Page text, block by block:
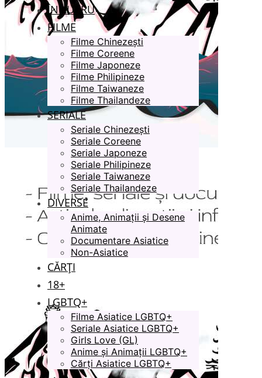
ÎN LUCRU
FILME
Filme Chinezești
Filme Coreene
Filme Japoneze
Filme Philipineze
Filme Taiwaneze
Filme Thailandeze
SERIALE
Seriale Chinezești
Seriale Coreene
Seriale Japoneze
Seriale Philipineze
Seriale Taiwaneze
Seriale Thailandeze
DIVERSE
Anime, Animații și Desene
Animate
Documentare Asiatice
Non-Asiatice
CĂRȚI
18+
LGBTQ+
Filme Asiatice LGBTQ+
Seriale Asiatice LGBTQ+
Girls Love (GL)
Anime și Animații LGBTQ+
Cărți Asiatice LGBTQ+